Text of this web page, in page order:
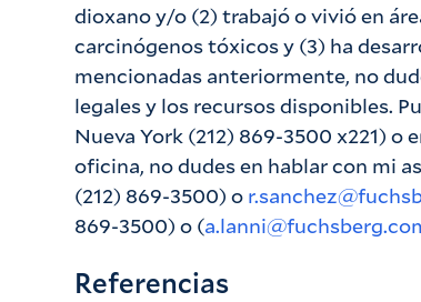
dioxano y/o (2) trabajó o vivió en
carcinógenos tóxicos y (3) ha
mencionadas anteriormente, no
legales y los recursos disponibles.
Nueva York (212) 869-3500 x221) o
oficina, no dudes en hablar con mi
(212) 869-3500) o
869-3500) o (
Referencias